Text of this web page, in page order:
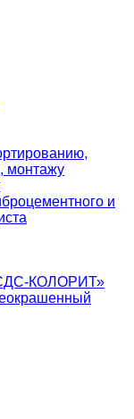
монтажу
и
КОЛОРИТ»